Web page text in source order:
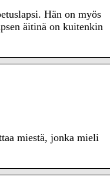
Hän on myös
äitinä on kuitenkin
miestä, jonka mieli